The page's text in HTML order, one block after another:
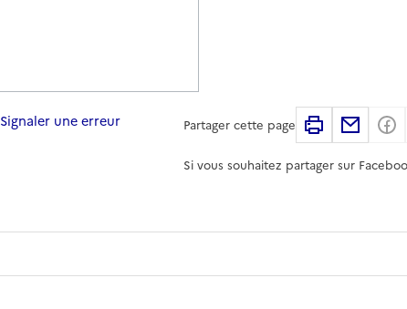
Signaler une erreur Partager cette page Imprimer
Si vous souhaitez partager sur